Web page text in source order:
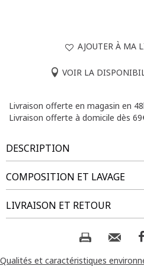
AJOUTER À MA
VOIR LA
Livraison offerte en magasin en
Livraison offerte à domicile dès
DESCRIPTION
Longueur : 70cm.
COMPOSITION ET LAVAGE
Tissu principal : 95% POLYESTER,
Composition et lavage :
LIVRAISON ET RETOUR
NOS MODES DE LIVRAISON
Livraison Magasin :
Qualités et caractéristiques